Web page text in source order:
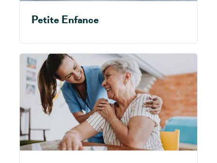
Petite Enfance